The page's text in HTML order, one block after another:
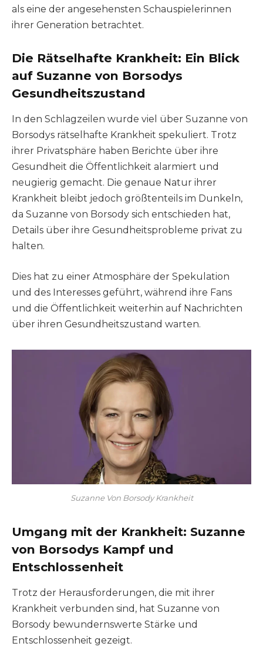
als eine der angesehensten Schauspielerinnen
ihrer Generation betrachtet.
Die Rätselhafte Krankheit: Ein Blick
auf Suzanne von Borsodys
Gesundheitszustand
In den Schlagzeilen wurde viel über Suzanne von
Borsodys rätselhafte Krankheit spekuliert. Trotz
ihrer Privatsphäre haben Berichte über ihre
Gesundheit die Öffentlichkeit alarmiert und
neugierig gemacht. Die genaue Natur ihrer
Krankheit bleibt jedoch größtenteils im Dunkeln,
da Suzanne von Borsody sich entschieden hat,
Details über ihre Gesundheitsprobleme privat zu
halten.
Dies hat zu einer Atmosphäre der Spekulation
und des Interesses geführt, während ihre Fans
und die Öffentlichkeit weiterhin auf Nachrichten
über ihren Gesundheitszustand warten.
Suzanne Von Borsody Krankheit
Umgang mit der Krankheit: Suzanne
von Borsodys Kampf und
Entschlossenheit
Trotz der Herausforderungen, die mit ihrer
Krankheit verbunden sind, hat Suzanne von
Borsody bewundernswerte Stärke und
Entschlossenheit gezeigt.